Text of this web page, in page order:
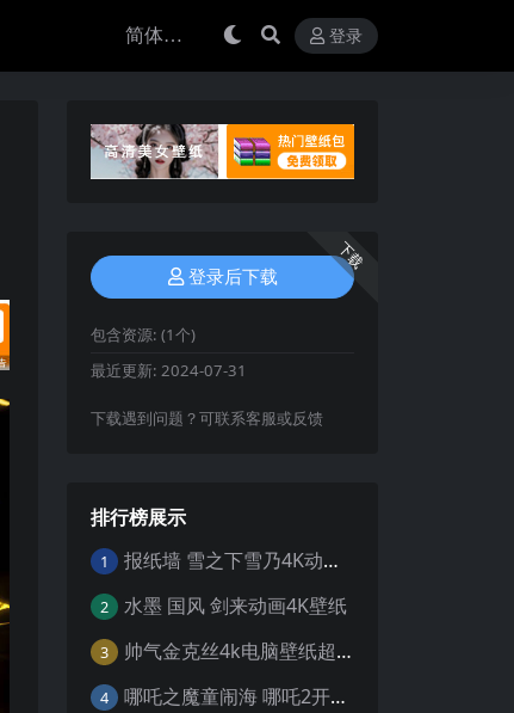
登录
下载
登录后下载
包含资源: (1个)
最近更新: 2024-07-31
下载遇到问题？可联系客服或反馈
排行榜展示
1 报纸墙 雪之下雪乃4K动漫壁纸
2 水墨 国风 剑来动画4K壁纸
3 帅气金克丝4k电脑壁纸超清
4 哪吒之魔童闹海 哪吒2开场4K壁纸